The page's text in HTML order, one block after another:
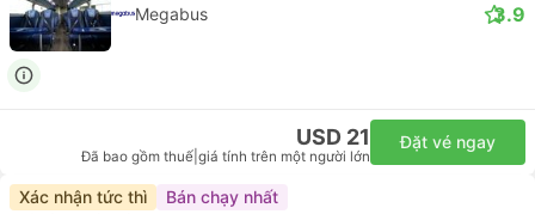
Megabus 3.9
USD 21
Đã bao gồm thuế giá tính trên một người lớn
Đặt vé ngay
Xác nhận tức thì Bán chạy nhất